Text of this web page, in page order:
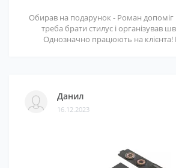
Обирав на подарунок - Роман допоміг
треба брати стилус і організував
Однозначно працюють на
Данил
16.12.2023